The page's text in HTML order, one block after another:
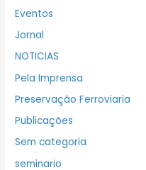
Eventos
Jornal
NOTICIAS
Pela Imprensa
Preservação Ferroviaria
Publicações
Sem categoria
seminario